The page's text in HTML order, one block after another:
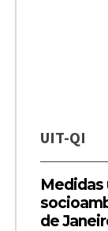
UIT-QI
de